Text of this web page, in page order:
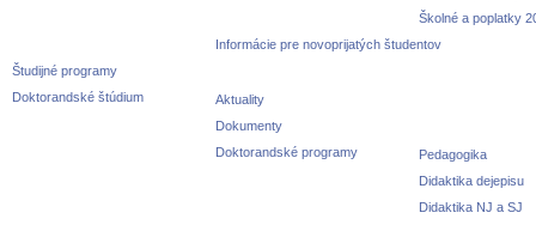
Školné a poplatky
Informácie pre novoprijatých študentov
Študijné programy
Doktorandské štúdium
Aktuality
Dokumenty
Doktorandské programy
Pedagogika
Didaktika dejepisu
Didaktika NJ a SJ